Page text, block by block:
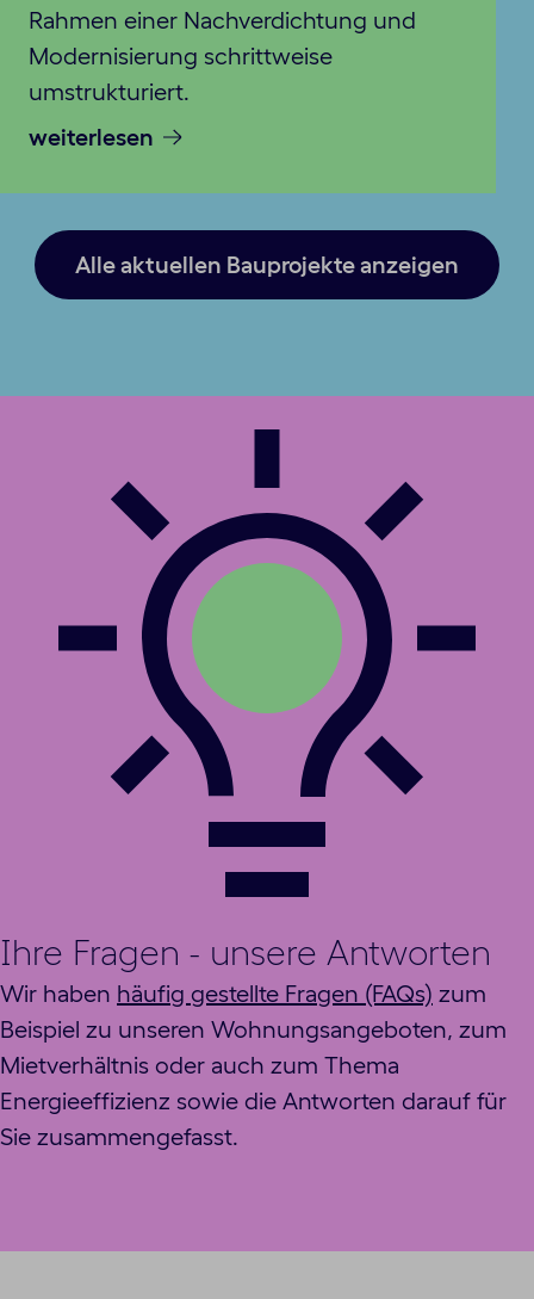
Rahmen einer Nachverdichtung und
Modernisierung schrittweise
umstrukturiert.
weiterlesen
Alle aktuellen Bauprojekte anzeigen
Ihre Fragen - unsere Antworten
Wir haben häufig gestellte Fragen (FAQs) zum
Beispiel zu unseren Wohnungsangeboten, zum
Mietverhältnis oder auch zum Thema
Energieeffizienz sowie die Antworten darauf für
Sie zusammengefasst.